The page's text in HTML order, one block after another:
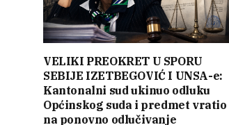
VELIKI PREOKRET U SPORU
SEBIJE IZETBEGOVIĆ I UNSA-e:
Kantonalni sud ukinuo odluku
Općinskog suda i predmet vratio
na ponovno odlučivanje